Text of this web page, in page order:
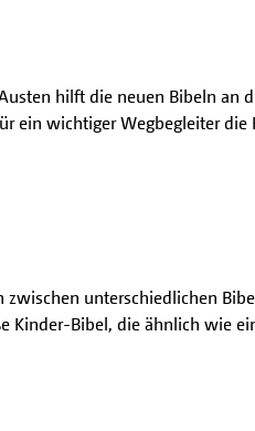
hilft die neuen Bibeln an
ein wichtiger Wegbegleiter die
zwischen unterschiedlichen
Kinder-Bibel, die ähnlich wie